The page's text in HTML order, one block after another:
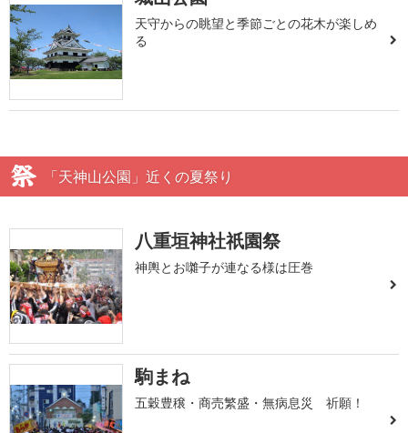
天守からの眺望と季節ごとの花木が楽しめ
る
「天神山公園」近くの夏祭り
八重垣神社祇園祭
神輿とお囃子が連なる様は圧巻
駒まね
五穀豊穣・商売繁盛・無病息災 祈願！